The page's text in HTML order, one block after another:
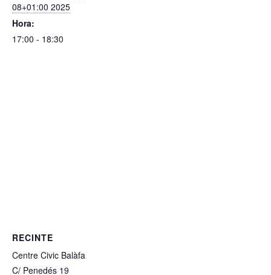
08+01:00 2025
Hora:
17:00 - 18:30
RECINTE
Centre Civic Balàfa
C/ Penedés 19